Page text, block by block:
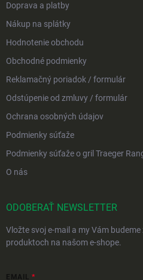
Doprava a platby
Nákup na splátky
Hodnotenie obchodu
Obchodné podmienky
Reklamačný poriadok / formulár
Odstúpenie od zmluvy / formulár
Ochrana osobných údajov
Podmienky súťaže
Podmienky súťaže o gril Traeger
O nás
ODOBERAŤ NEWSLETTER
Vložte svoj e-mail a my Vám
produktoch na našom e-shope.
EMAIL